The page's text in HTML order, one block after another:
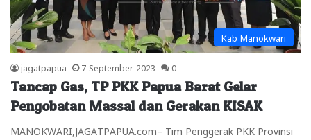
Kab Manokwari
jagatpapua 7 September 2023 0
Tancap Gas, TP PKK Papua Barat Gelar
Pengobatan Massal dan Gerakan KISAK
MANOKWARI,JAGATPAPUA.com– Tim Penggerak PKK Provinsi